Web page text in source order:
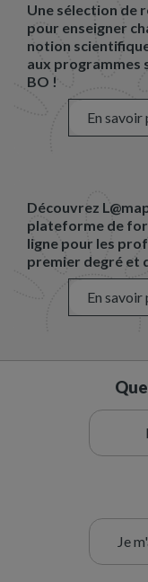
Une sélection de
pour enseigner
notion
aux programmes
BO !
En savoir
Découvrez
plateforme de
ligne pour les
premier degré et
En savoir
Je